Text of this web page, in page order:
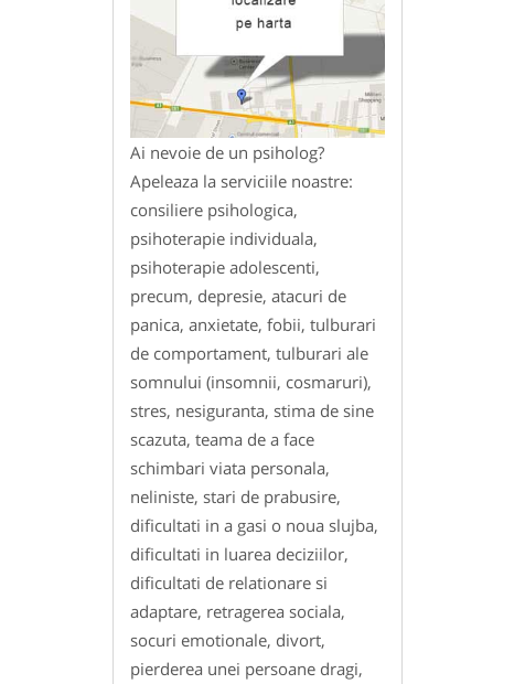
Ai nevoie de un psiholog?
Apeleaza la serviciile noastre:
consiliere psihologica,
psihoterapie individuala,
psihoterapie adolescenti,
precum, depresie, atacuri de
panica, anxietate, fobii, tulburari
de comportament, tulburari ale
somnului (insomnii, cosmaruri),
stres, nesiguranta, stima de sine
scazuta, teama de a face
schimbari viata personala,
neliniste, stari de prabusire,
dificultati in a gasi o noua slujba,
dificultati in luarea deciziilor,
dificultati de relationare si
adaptare, retragerea sociala,
socuri emotionale, divort,
pierderea unei persoane dragi,